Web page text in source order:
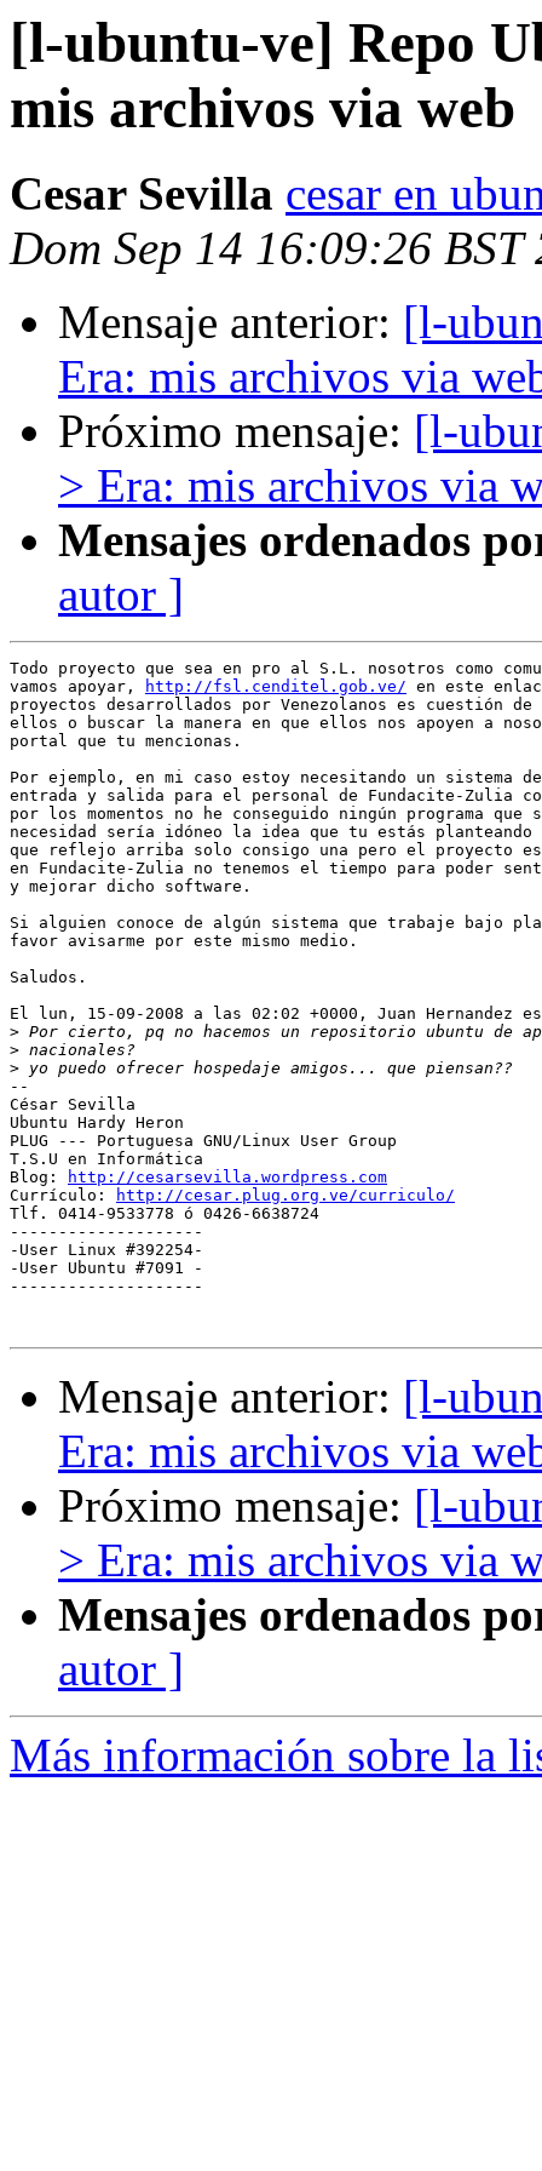
[l-ubuntu-ve] Repo
mis archivos via web
Cesar Sevilla cesar en
Dom Sep 14 16:09:26 BST
Mensaje anterior: [l-
Era: mis archivos via
Próximo mensaje: [l-
> Era: mis archivos via
Mensajes ordenados
autor ]
Todo proyecto que sea en pro al S.L. nosotros como
vamos apoyar,
http://fsl.cenditel.gob.ve/ en este
proyectos desarrollados por Venezolanos es cuestión de
ellos o buscar la manera en que ellos nos apoyen a
portal que tu mencionas.
Por ejemplo, en mi caso estoy necesitando un sistema
entrada y salida para el personal de Fundacite-Zulia
por los momentos no he conseguido ningún programa
necesidad sería idóneo la idea que tu estás
que reflejo arriba solo consigo una pero el proyecto
en Fundacite-Zulia no tenemos el tiempo para poder
y mejorar dicho software.
Si alguien conoce de algún sistema que trabaje bajo
favor avisarme por este mismo medio.
Saludos.
El lun, 15-09-2008 a las 02:02 +0000, Juan Hernandez
>
>
>
--
﻿César Sevilla
Ubuntu Hardy Heron
PLUG --- Portuguesa GNU/Linux User Group
T.S.U en Informática
Blog:
http://cesarsevilla.wordpress.com
Currículo:
http://cesar.plug.org.ve/curriculo/
Tlf. 0414-9533778 ó 0426-6638724
--------------------
-User Linux #392254-
-User Ubuntu #7091 -
--------------------
Mensaje anterior: [l-
Era: mis archivos via
Próximo mensaje: [l-
> Era: mis archivos via
Mensajes ordenados
autor ]
Más información sobre la